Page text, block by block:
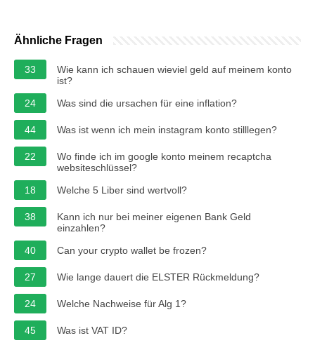
Ähnliche Fragen
33
Wie kann ich schauen wieviel geld auf meinem konto
ist?
24
Was sind die ursachen für eine inflation?
44 Was ist wenn ich mein instagram konto stilllegen?
22
Wo finde ich im google konto meinem recaptcha
websiteschlüssel?
18
Welche 5 Liber sind wertvoll?
38
Kann ich nur bei meiner eigenen Bank Geld
einzahlen?
40
Can your crypto wallet be frozen?
27 Wie lange dauert die ELSTER Rückmeldung?
24 Welche Nachweise für Alg 1?
45 Was ist VAT ID?